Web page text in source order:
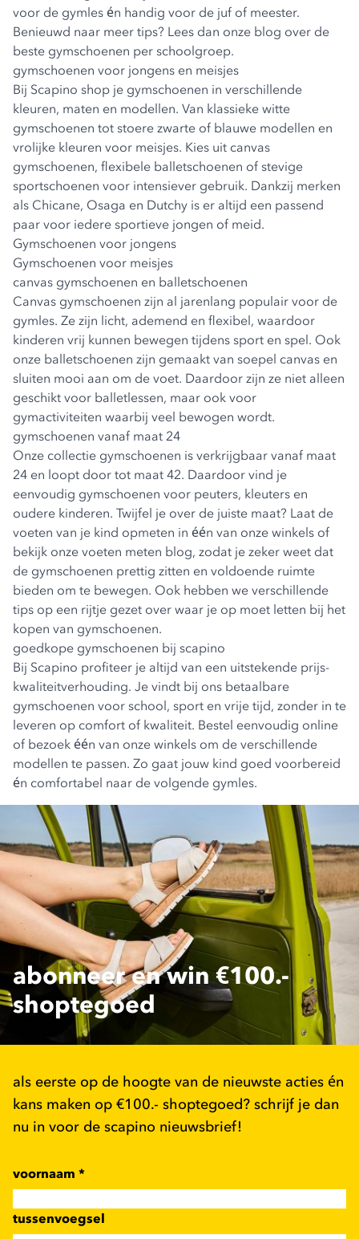
voor de gymles én handig voor de juf of meester.
Benieuwd naar meer tips? Lees dan onze blog over de
beste gymschoenen per schoolgroep.
gymschoenen voor jongens en meisjes
Bij Scapino shop je gymschoenen in verschillende
kleuren, maten en modellen. Van klassieke witte
gymschoenen tot stoere zwarte of blauwe modellen en
vrolijke kleuren voor meisjes. Kies uit canvas
gymschoenen, flexibele balletschoenen of stevige
sportschoenen voor intensiever gebruik. Dankzij merken
als Chicane, Osaga en Dutchy is er altijd een passend
paar voor iedere sportieve jongen of meid.
Gymschoenen voor jongens
Gymschoenen voor meisjes
canvas gymschoenen en balletschoenen
Canvas gymschoenen zijn al jarenlang populair voor de
gymles. Ze zijn licht, ademend en flexibel, waardoor
kinderen vrij kunnen bewegen tijdens sport en spel. Ook
onze balletschoenen zijn gemaakt van soepel canvas en
sluiten mooi aan om de voet. Daardoor zijn ze niet alleen
geschikt voor balletlessen, maar ook voor
gymactiviteiten waarbij veel bewogen wordt.
gymschoenen vanaf maat 24
Onze collectie gymschoenen is verkrijgbaar vanaf maat
24 en loopt door tot maat 42. Daardoor vind je
eenvoudig gymschoenen voor peuters, kleuters en
oudere kinderen. Twijfel je over de juiste maat? Laat de
voeten van je kind opmeten in één van onze winkels of
bekijk onze voeten meten blog, zodat je zeker weet dat
de gymschoenen prettig zitten en voldoende ruimte
bieden om te bewegen. Ook hebben we verschillende
tips op een rijtje gezet over waar je op moet letten bij het
kopen van gymschoenen.
goedkope gymschoenen bij scapino
Bij Scapino profiteer je altijd van een uitstekende prijs-
kwaliteitverhouding. Je vindt bij ons betaalbare
gymschoenen voor school, sport en vrije tijd, zonder in te
leveren op comfort of kwaliteit. Bestel eenvoudig online
of bezoek één van onze winkels om de verschillende
modellen te passen. Zo gaat jouw kind goed voorbereid
én comfortabel naar de volgende gymles.
abonneer en win €100.-
shoptegoed
als eerste op de hoogte van de nieuwste acties én
kans maken op €100.- shoptegoed? schrijf je dan
nu in voor de scapino nieuwsbrief!
voornaam *
tussenvoegsel